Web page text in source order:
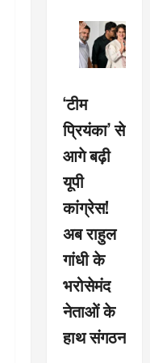
‘टीम
प्रियंका’ से
आगे बढ़ी
यूपी
कांग्रेस!
अब राहुल
गांधी के
भरोसेमंद
नेताओं के
हाथ संगठन